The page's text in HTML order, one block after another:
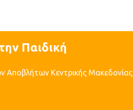
Παιδική
Αποβλήτων Κεντρικής Μακεδονίας